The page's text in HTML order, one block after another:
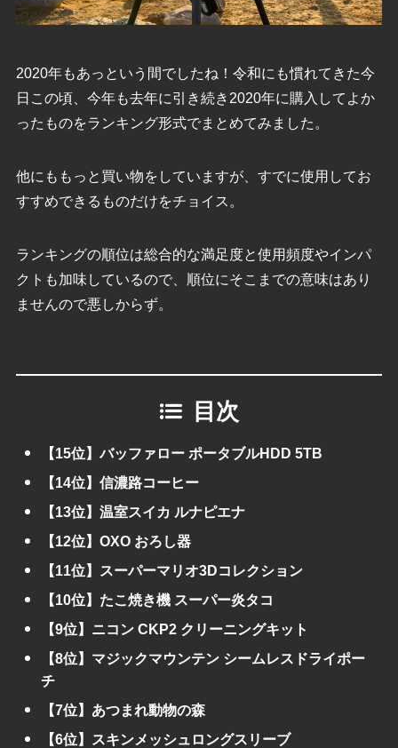
2020年もあっという間でしたね！令和にも慣れてきた今
日この頃、今年も去年に引き続き2020年に購入してよか
ったものをランキング形式でまとめてみました。
他にももっと買い物をしていますが、すでに使用してお
すすめできるものだけをチョイス。
ランキングの順位は総合的な満足度と使用頻度やインパ
クトも加味しているので、順位にそこまでの意味はあり
ませんので悪しからず。
目次
【15位】バッファロー ポータブルHDD 5TB
【14位】信濃路コーヒー
【13位】温室スイカ ルナピエナ
【12位】OXO おろし器
【11位】スーパーマリオ3Dコレクション
【10位】たこ焼き機 スーパー炎タコ
【9位】ニコン CKP2 クリーニングキット
【8位】マジックマウンテン シームレスドライポー
チ
【7位】あつまれ動物の森
【6位】スキンメッシュロングスリーブ